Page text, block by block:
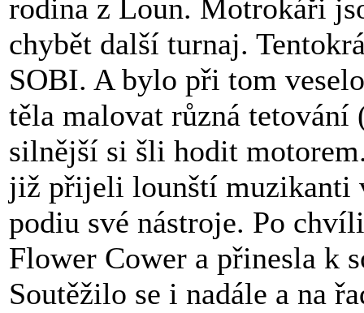
rodina z Loun. Motrokáři
chybět další turnaj.
SOBI. A bylo při tom
těla malovat různá tetování
silnější si šli hodit
již přijeli lounští muzikanti
podiu své nástroje. Po
Flower Cower a přinesla k
Soutěžilo se i nadále a na